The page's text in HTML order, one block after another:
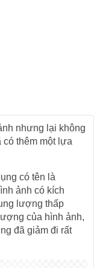
nhưng lại không
thêm một lựa
có tên là
ảnh có kích
lượng thấp
của hình ảnh,
đã giảm đi rất